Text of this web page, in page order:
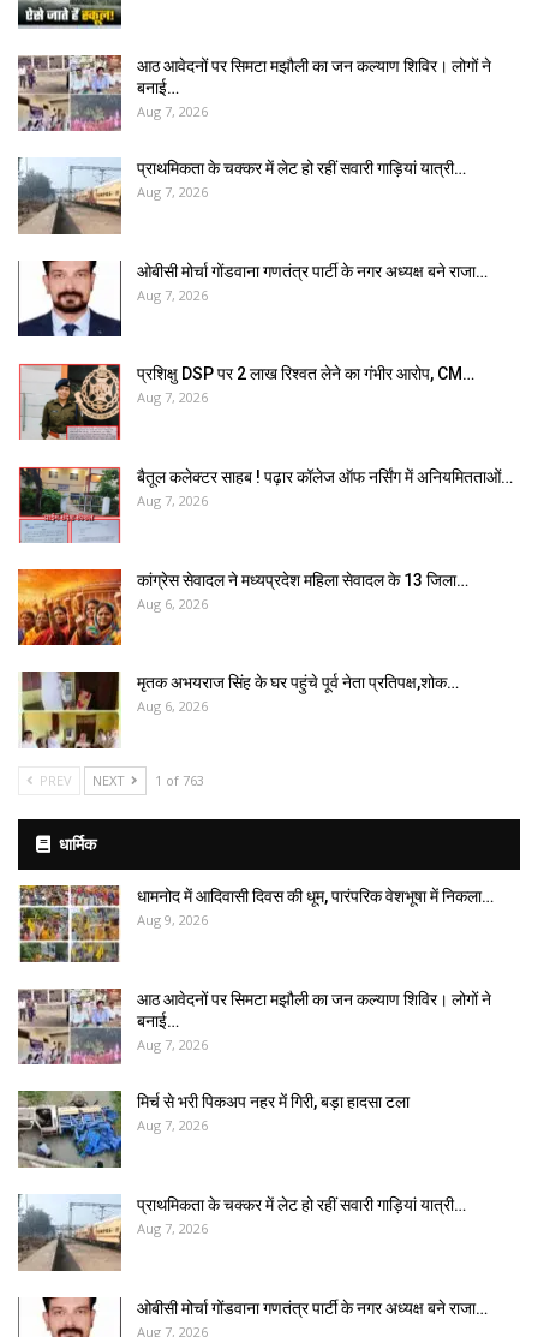
आठ आवेदनों पर सिमटा मझौली का जन कल्याण शिविर। लोगों ने
बनाई…
Aug 7, 2026
प्राथमिकता के चक्कर में लेट हो रहीं सवारी गाड़ियां यात्री…
Aug 7, 2026
ओबीसी मोर्चा गोंडवाना गणतंत्र पार्टी के नगर अध्यक्ष बने राजा…
Aug 7, 2026
प्रशिक्षु DSP पर ₹2 लाख रिश्वत लेने का गंभीर आरोप, CM…
Aug 7, 2026
बैतूल कलेक्टर साहब ! पढ़ार कॉलेज ऑफ नर्सिंग में अनियमितताओं…
Aug 7, 2026
कांग्रेस सेवादल ने मध्यप्रदेश महिला सेवादल के 13 जिला…
Aug 6, 2026
मृतक अभयराज सिंह के घर पहुंचे पूर्व नेता प्रतिपक्ष,शोक…
Aug 6, 2026
PREV NEXT 1 of 763
धार्मिक
धामनोद में आदिवासी दिवस की धूम, पारंपरिक वेशभूषा में निकला…
Aug 9, 2026
आठ आवेदनों पर सिमटा मझौली का जन कल्याण शिविर। लोगों ने
बनाई…
Aug 7, 2026
मिर्च से भरी पिकअप नहर में गिरी, बड़ा हादसा टला
Aug 7, 2026
प्राथमिकता के चक्कर में लेट हो रहीं सवारी गाड़ियां यात्री…
Aug 7, 2026
ओबीसी मोर्चा गोंडवाना गणतंत्र पार्टी के नगर अध्यक्ष बने राजा…
Aug 7, 2026